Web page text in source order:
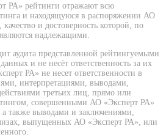
РА» рейтинги отражают всю
и находящуюся в распоряжении АО
и достоверность которой, по
надлежащими.
аудита представленной рейтингуемыми
и не несёт ответственность за их
РА» не несет ответственности в
интерпретациями, выводами,
третьих лиц, прямо или
совершенными АО «Эксперт РА»
также выводами и заключениями,
выпущенных АО «Эксперт РА», или